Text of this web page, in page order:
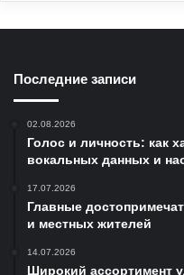
Последние записи
02.08.2026
Голос и личность: как
вокальных данных и
17.07.2026
Главные
и местных жителей
14.07.2026
Широкий ассортимент